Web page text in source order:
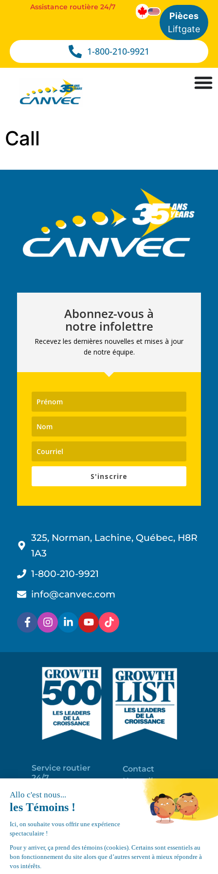
1-800-210-9921
Assistance routière 24/7
Pièces
Liftgate
Call
Abonnez-vous à
notre infolettre
Recevez les dernières nouvelles et mises à jour
de notre équipe.
S'inscrire
325, Norman, Lachine, Québec, H8R
1A3
1-800-210-9921
info@canvec.com
Service routier
24/7
Programme
d’entretien
Déneigement
de toits
Équipements
Contact
Nouvelles
Portail clients
Emploi